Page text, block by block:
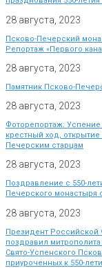
28 августа, 2023
Псково-Печерский
Репортаж «Первого
28 августа, 2023
Памятник Псково-
28 августа, 2023
Фоторепортаж:
крестный ход,
Печерским старцам
28 августа, 2023
Поздравление с 550-
Печерского монастыря
28 августа, 2023
Президент
поздравил
Свято-Успенского
приуроченных к 550-